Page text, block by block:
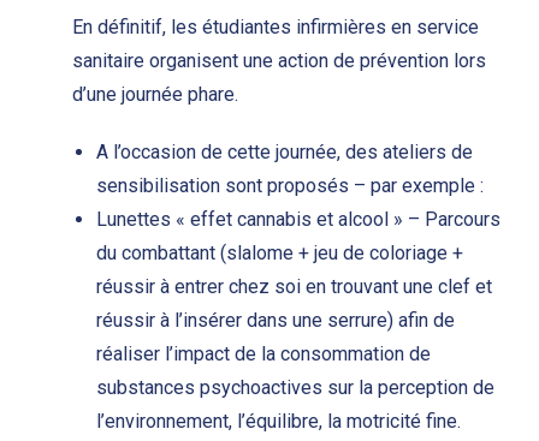
En définitif, les étudiantes infirmières en service
sanitaire organisent une action de prévention lors
d’une journée phare.
A l’occasion de cette journée, des ateliers de
sensibilisation sont proposés – par exemple :
Lunettes « effet cannabis et alcool » – Parcours
du combattant (slalome + jeu de coloriage +
réussir à entrer chez soi en trouvant une clef et
réussir à l’insérer dans une serrure) afin de
réaliser l’impact de la consommation de
substances psychoactives sur la perception de
l’environnement, l’équilibre, la motricité fine.